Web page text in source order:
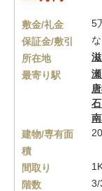
敷金/礼金
5
保証金/敷引
所在地
最寄り駅
建物/専有面
積
間取り
階数
3/